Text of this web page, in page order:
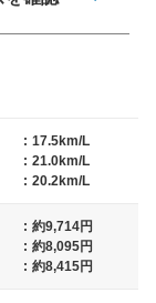
ズが標準値
: 17.5km/L
: 21.0km/L
: 20.2km/L
: 約9,714円
: 約8,095円
: 約8,415円